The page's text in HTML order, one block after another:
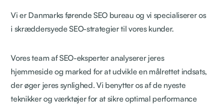
Vi er Danmarks førende SEO bureau og vi specialiserer os
i skræddersyede SEO-strategier til vores kunder.
Vores team af SEO-eksperter analyserer jeres
hjemmeside og marked for at udvikle en målrettet indsats,
der øger jeres synlighed. Vi benytter os af de nyeste
teknikker og værktøjer for at sikre optimal performance